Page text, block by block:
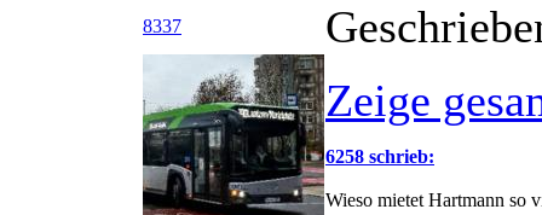
8337
Zeige
6258 schrieb:
Wieso mietet Hartmann so